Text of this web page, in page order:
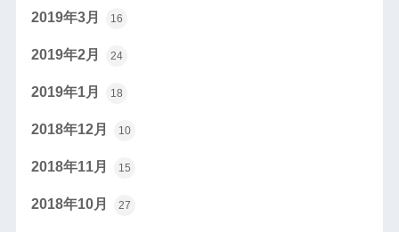
2019年3月 16
2019年2月 24
2019年1月 18
2018年12月 10
2018年11月 15
2018年10月 27